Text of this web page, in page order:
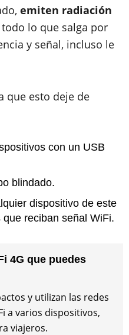
emiten radiación
lo que salga por
y señal, incluso le
que esto deje de
con un USB
blindado.
dispositivo de este
reciban señal WiFi.
4G que puedes
y utilizan las redes
a varios dispositivos,
viajeros.